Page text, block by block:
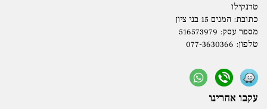
טרנקילו
כתובת: המנים 15 בני ציון
מספר עסק: 516573979
טלפון: 077-3630366
עקבו אחרינו